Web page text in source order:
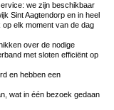
we zijn beschikbaar
Sint Aagtendorp en in heel
op elk moment van de dag
over de nodige
met sloten efficiënt op
en hebben een
wat in één bezoek gedaan